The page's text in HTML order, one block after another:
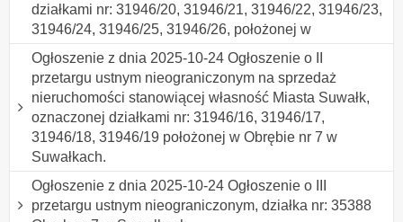
działkami nr: 31946/20, 31946/21, 31946/22, 31946/23,
31946/24, 31946/25, 31946/26, położonej w
Ogłoszenie z dnia 2025-10-24 Ogłoszenie o II
przetargu ustnym nieograniczonym na sprzedaż
nieruchomości stanowiącej własność Miasta Suwałk,
oznaczonej działkami nr: 31946/16, 31946/17,
31946/18, 31946/19 położonej w Obrębie nr 7 w
Suwałkach.
Ogłoszenie z dnia 2025-10-24 Ogłoszenie o III
przetargu ustnym nieograniczonym, działka nr: 35388